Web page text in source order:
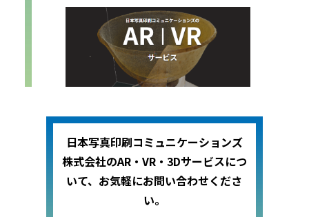
日本写真印刷コミュニケーションズ
株式会社のAR・VR・3Dサービスにつ
いて、お気軽にお問い合わせくださ
い。